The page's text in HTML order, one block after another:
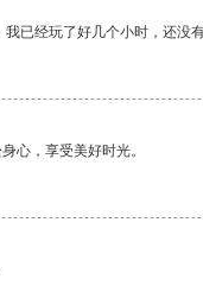
已经玩了好几个小时，还没
心，享受美好时光。